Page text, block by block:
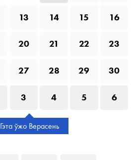
13 14 15 16
20 21 22 23
27 28 29 30
3 4 5 6
Гэта ўжо Верасень